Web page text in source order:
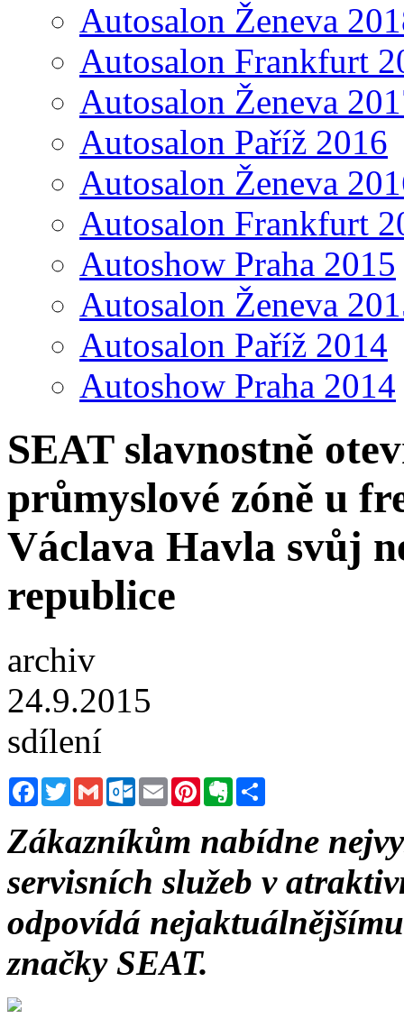
Autosalon Ženeva
Autosalon Frankfurt
Autosalon Ženeva
Autosalon Paříž 2016
Autosalon Ženeva
Autosalon Frankfurt
Autoshow Praha 2015
Autosalon Ženeva
Autosalon Paříž 2014
Autoshow Praha 2014
SEAT slavnostně
průmyslové zóně u
Václava Havla svůj
republice
archiv
24.9.2015
sdílení
FacebookTwitterGmail Outlook.com
Email PinterestEvernote
Zákazníkům nabídne
servisních služeb v
odpovídá
značky SEAT.